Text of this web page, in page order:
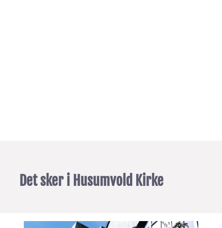
Det sker i Husumvold Kirke